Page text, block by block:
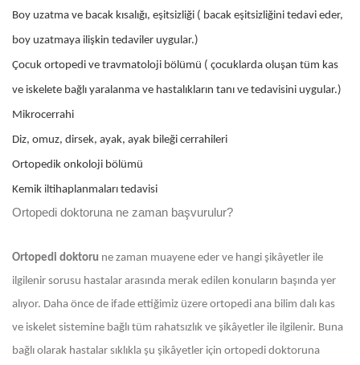
Boy uzatma ve bacak kısalığı, eşitsizliği ( bacak eşitsizliğini tedavi eder,
boy uzatmaya ilişkin tedaviler uygular.)
Çocuk ortopedi ve travmatoloji bölümü ( çocuklarda oluşan tüm kas
ve iskelete bağlı yaralanma ve hastalıkların tanı ve tedavisini uygular.)
Mikrocerrahi
Diz, omuz, dirsek, ayak, ayak bileği cerrahileri
Ortopedik onkoloji bölümü
Kemik iltihaplanmaları tedavisi
Ortopedi doktoruna ne zaman başvurulur?
Ortopedi doktoru ne zaman muayene eder ve hangi şikâyetler ile
ilgilenir sorusu hastalar arasında merak edilen konuların başında yer
alıyor. Daha önce de ifade ettiğimiz üzere ortopedi ana bilim dalı kas
ve iskelet sistemine bağlı tüm rahatsızlık ve şikâyetler ile ilgilenir. Buna
bağlı olarak hastalar sıklıkla şu şikâyetler için ortopedi doktoruna